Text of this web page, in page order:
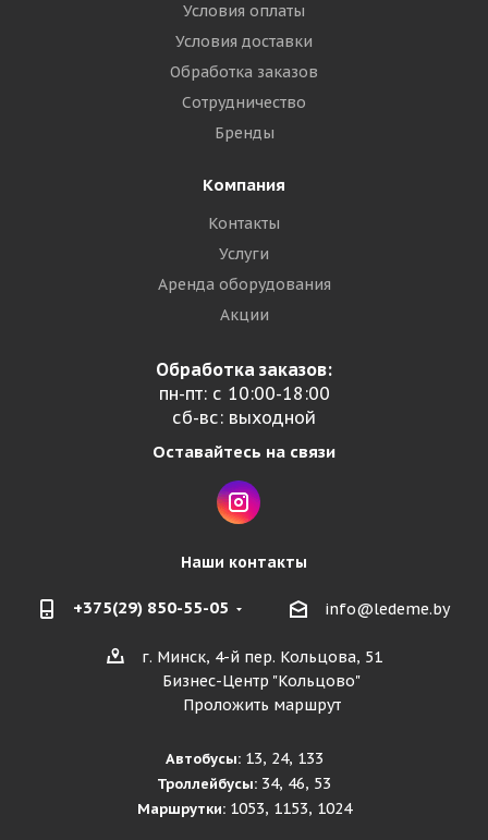
Условия оплаты
Условия доставки
Обработка заказов
Сотрудничество
Бренды
Компания
Контакты
Услуги
Аренда оборудования
Акции
Обработка заказов:
пн-пт: с 10:00-18:00
сб-вс: выходной
Оставайтесь на связи
Наши контакты
+375(29) 850-55-05 info@ledeme.by
г. Минск, 4-й пер. Кольцова, 51
Бизнес-Центр "Кольцово"
Проложить маршрут
Автобусы:13, 24, 133
Троллейбусы: 34, 46, 53
Маршрутки:1053, 1153, 1024